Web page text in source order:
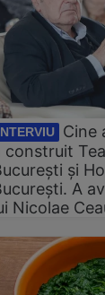
Cine
construit
și
A
Nicolae